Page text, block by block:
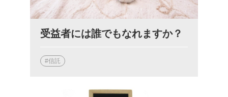
受益者には誰でもなれますか？
#信託